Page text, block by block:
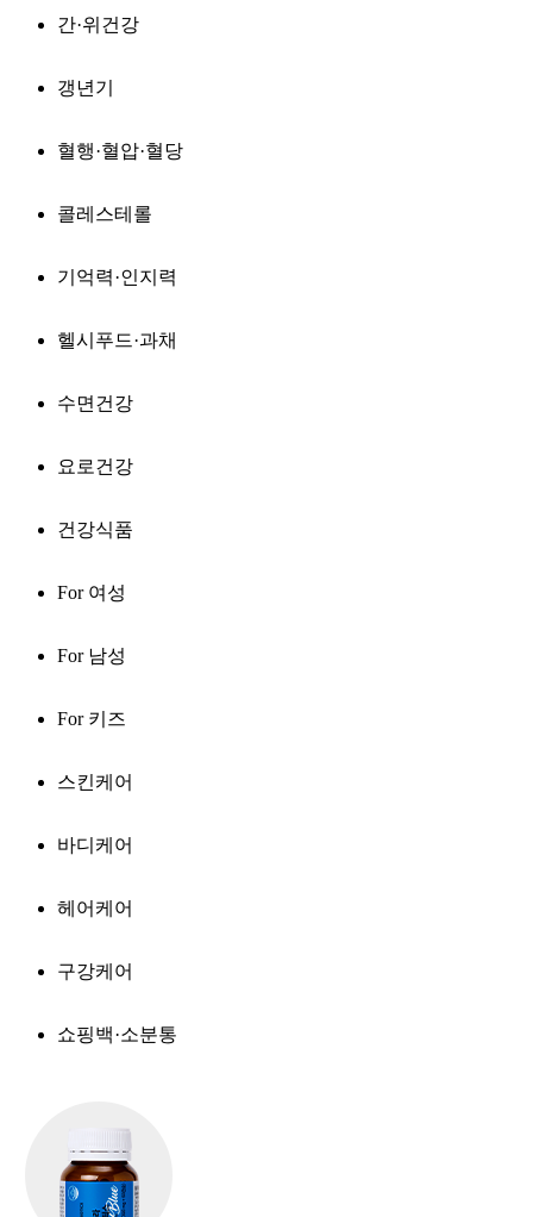
간·위건강
갱년기
혈행·혈압·혈당
콜레스테롤
기억력·인지력
헬시푸드·과채
수면건강
요로건강
건강식품
For 여성
For 남성
For 키즈
스킨케어
바디케어
헤어케어
구강케어
쇼핑백·소분통